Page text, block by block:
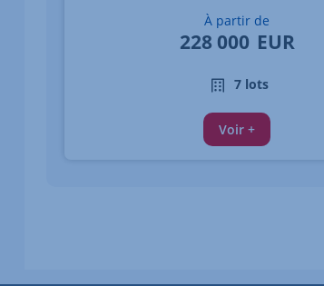
À partir de
228 000 EUR
7 lots
Voir +